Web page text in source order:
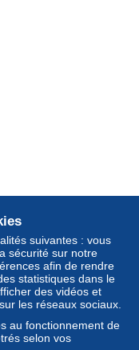
suivantes : vous
sécurité sur notre
afin de rendre
statistiques dans le
des vidéos et
les réseaux sociaux.
au fonctionnement de
selon vos